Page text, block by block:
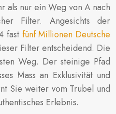
als nur ein Weg von A nach
Filter. Angesichts der
fast fünf Millionen Deutsche
Filter entscheidend. Die
Weg. Der steinige Pfad
Mass an Exklusivität und
Sie weiter vom Trubel und
Erlebnis.